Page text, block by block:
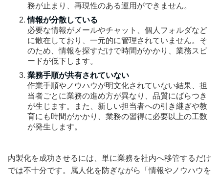
務が止まり、再現性のある運用ができません。
情報が分散している
必要な情報がメールやチャット、個人フォルダなど
に散在しており、一元的に管理されていません。そ
のため、情報を探すだけで時間がかかり、業務スピ
ードが低下します。
業務手順が共有されていない
作業手順やノウハウが明文化されていない結果、担
当者ごとに業務の進め方が異なり、品質にばらつき
が生じます。また、新しい担当者への引き継ぎや教
育にも時間がかかり、業務の習得に必要以上の工数
が発生します。
内製化を成功させるには、単に業務を社内へ移管するだけ
では不十分です。属人化を防ぎながら「情報やノウハウを